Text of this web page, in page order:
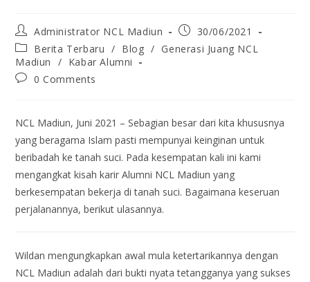
Administrator NCL Madiun
30/06/2021
Berita Terbaru / Blog / Generasi Juang NCL
Madiun
/ Kabar Alumni
0 Comments
NCL Madiun, Juni 2021 – Sebagian besar dari kita khususnya
yang beragama Islam pasti mempunyai keinginan untuk
beribadah ke tanah suci. Pada kesempatan kali ini kami
mengangkat kisah karir Alumni NCL Madiun yang
berkesempatan bekerja di tanah suci. Bagaimana keseruan
perjalanannya, berikut ulasannya.
Wildan mengungkapkan awal mula ketertarikannya dengan
NCL Madiun adalah dari bukti nyata tetangganya yang sukses